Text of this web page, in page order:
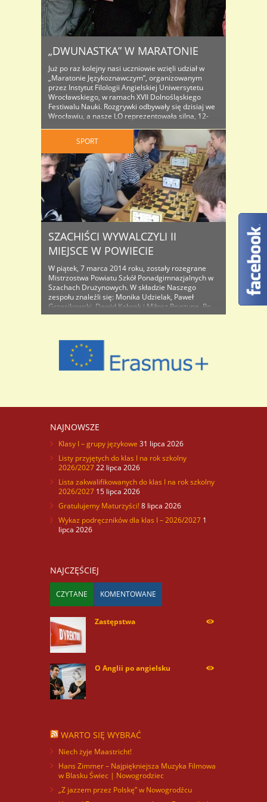
„DWUNASTKA” W MARATONIE
Już po raz kolejny nasi uczniowie wzięli udział w
„Maratonie Językoznawczym”, organizowanym
przez Instytut Filologii Angielskiej Uniwersytetu
Wrocławskiego, w ramach XVII Dolnośląskiego
Festiwalu Nauki. Rozgrywki odbywały się dzisiaj we
Wrocławiu, a nasze LO reprezentowała silna, 12-
Ostrowskiej. Uczestnikami „Maratonu” byli : 1. Anna
Noga 2c 2. Emilia Suchecka 2d 3. ..
SPORT
SZACHIŚCI WYWALCZYLI II
MIEJSCE W POWIECIE
W piątek, 7 marca 2014 roku, zostały rozegrane
Mistrzostwa Powiatu Szkół Ponadgimnazjalnych w
Szachach Drużynowych. W składzie Naszego
zespołu znaleźli się: Monika Udzielak, Paweł
Grzesikowski, Dawid Kałwak i Miłosz Prystupa. Po
emocjonujących pojedynkach, w których sytuacja
powiatu przegrywając jeden mecz, jak się potem ..
NAJNOWSZE
Klasy I – grupy językowe 31 lipca 2026
Listy przyjętych do klas I na rok szkolny
2026/202722 lipca 2026
Lista zakwalifikowanych do klas I na rok szkolny
2026/2027 15 lipca 2026
Gratulujemy Maturzyści!8 lipca 2026
Wykaz podręczników dla klas I – 2026/2027 1
lipca 2026
NAJCZĘŚCIEJ
CZYTANE KOMENTOWANE
Zastępstwa
O Anglii po angielsku
WARTO SIĘ WYBRAĆ
Niech żyje Maastricht!
Hans Zimmer – Najpiękniejsza Muzyka Filmowa
w Blasku Świec | Nowogrodziec
„Z jazzem przez Polskę” w Nowogrodźcu